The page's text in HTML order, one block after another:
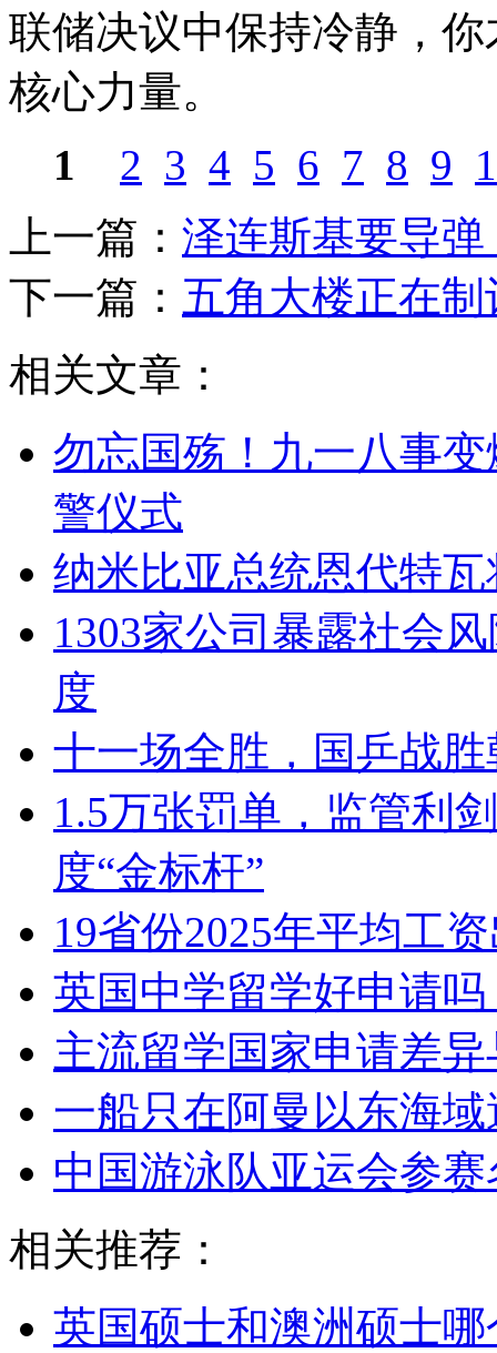
联储决议中保持冷静，
核心力量。
1
2 3 4 5 6 7 8 9
上一篇： 泽连斯基要导
下一篇： 五角大楼正在
相关文章：
勿忘国殇！九一八事
警仪式
纳米比亚总统恩代特
1303家公司暴露社会
度
十一场全胜，国乒战
1.5万张罚单，监管利
度“金标杆”
19省份2025年平均工
英国中学留学好申请吗
主流留学国家申请差
一船只在阿曼以东海
中国游泳队亚运会参
相关推荐：
英国硕士和澳洲硕士